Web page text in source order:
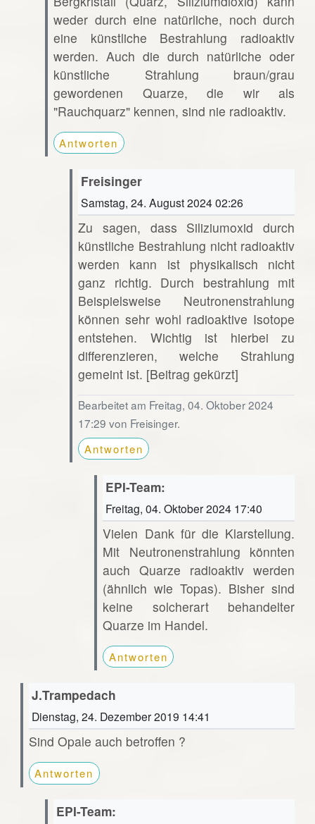
weder durch eine natürliche, noch durch
eine künstliche Bestrahlung radioaktiv
werden. Auch die durch natürliche oder
künstliche Strahlung braun/grau
gewordenen Quarze, die wir als
"Rauchquarz" kennen, sind nie radioaktiv.
Antworten
Freisinger
Samstag, 24. August 2024 02:26
Zu sagen, dass Siliziumoxid durch
künstliche Bestrahlung nicht radioaktiv
werden kann ist physikalisch nicht
ganz richtig. Durch bestrahlung mit
Beispielsweise Neutronenstrahlung
können sehr wohl radioaktive Isotope
entstehen. Wichtig ist hierbei zu
differenzieren, welche Strahlung
gemeint ist. [Beitrag gekürzt]
Bearbeitet am Freitag, 04. Oktober 2024
17:29 von Freisinger.
Antworten
EPI-Team:
Freitag, 04. Oktober 2024 17:40
Vielen Dank für die Klarstellung.
Mit Neutronenstrahlung könnten
auch Quarze radioaktiv werden
(ähnlich wie Topas). Bisher sind
keine solcherart behandelter
Quarze im Handel.
Antworten
J.Trampedach
Dienstag, 24. Dezember 2019 14:41
Sind Opale auch betroffen ?
Antworten
EPI-Team: